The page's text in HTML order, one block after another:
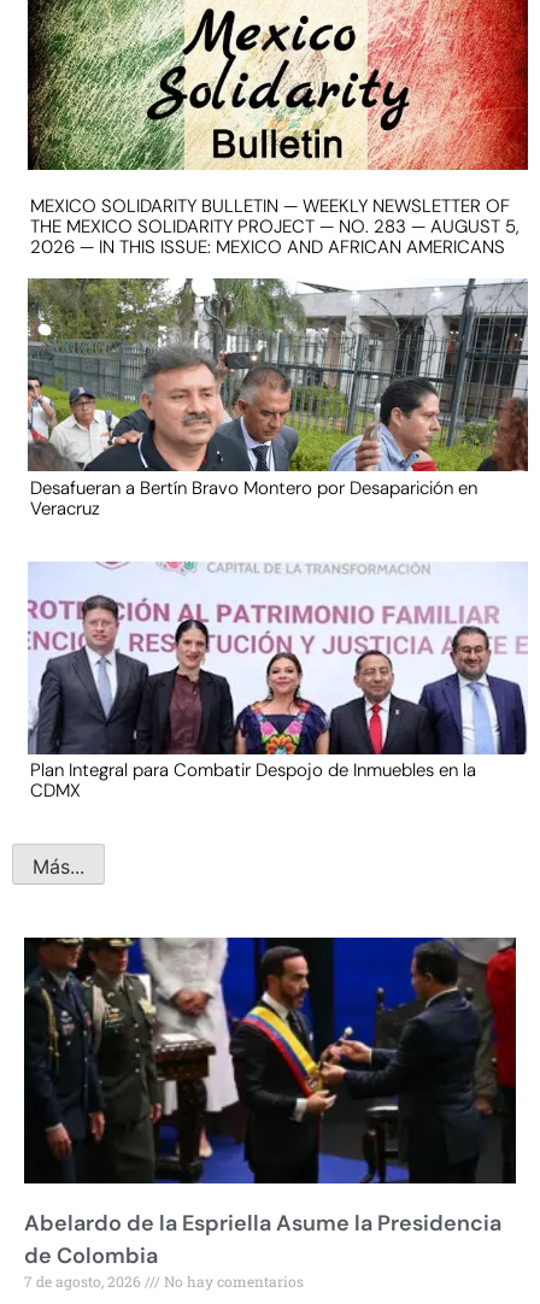
MEXICO SOLIDARITY BULLETIN — WEEKLY NEWSLETTER OF
THE MEXICO SOLIDARITY PROJECT — NO. 283 — AUGUST 5,
2026 — IN THIS ISSUE: MEXICO AND AFRICAN AMERICANS
Desafueran a Bertín Bravo Montero por Desaparición en
Veracruz
Plan Integral para Combatir Despojo de Inmuebles en la
CDMX
Más...
Abelardo de la Espriella Asume la Presidencia
de Colombia
7 de agosto, 2026 No hay comentarios